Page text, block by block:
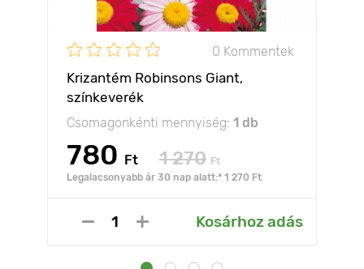
0 Kommentek
Krizantém Robinsons Giant,
színkeverék
Csomagonkénti mennyiség: 1 db
780 Ft 1 270 Ft
Legalacsonyabb ár 30 nap alatt:* 1 270 Ft
Kosárhoz adás